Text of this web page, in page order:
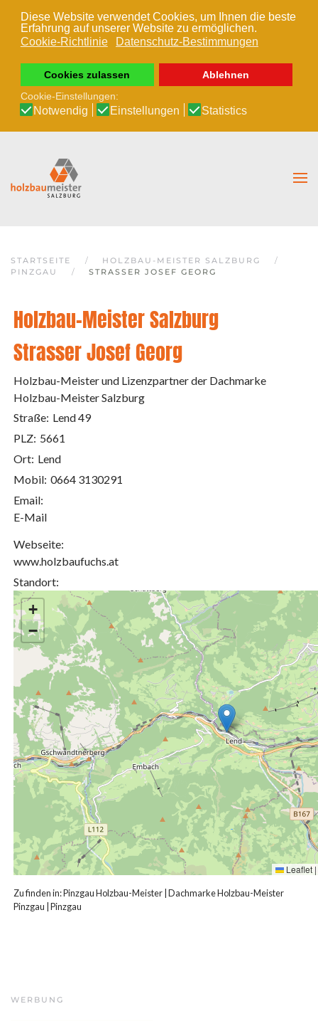
Diese Website verwendet Cookies, um Ihnen die beste
Erfahrung auf unserer Website zu ermöglichen.
Cookie-Richtlinie
Datenschutz-Bestimmungen
Cookies zulassen
Ablehnen
Cookie-Einstellungen:
Notwendig Einstellungen Statistics
Zum Hauptinhalt springen
STARTSEITE
HOLZBAU-MEISTER SALZBURG
PINZGAU
STRASSER JOSEF GEORG
Holzbau-Meister Salzburg
Strasser Josef Georg
Holzbau-Meister und Lizenzpartner der Dachmarke
Holzbau-Meister Salzburg
Straße: Lend 49
PLZ: 5661
Ort: Lend
Mobil: 0664 3130291
Email:
E-Mail
Webseite:
www.holzbaufuchs.at
Standort:
+
−
Leaflet |
Zu finden in:Pinzgau Holzbau-Meister Dachmarke Holzbau-Meister
Pinzgau Pinzgau
WERBUNG